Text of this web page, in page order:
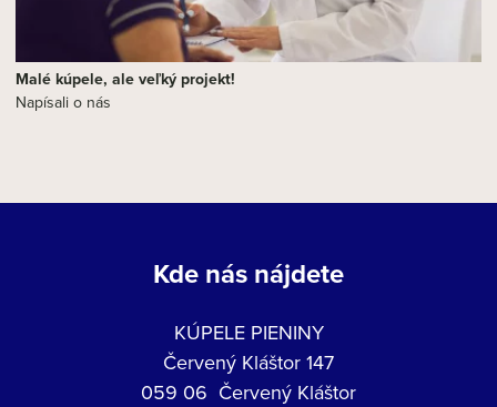
Malé kúpele, ale veľký projekt!
Napísali o nás
Kde nás nájdete
KÚPELE PIENINY
Červený Kláštor 147
059 06 Červený Kláštor